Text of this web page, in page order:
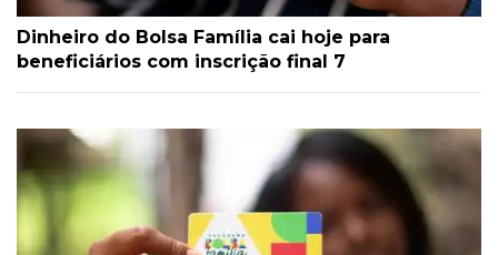
Dinheiro do Bolsa Família cai hoje para
beneficiários com inscrição final 7